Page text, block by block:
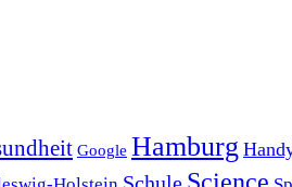
Google Hamburg
Science